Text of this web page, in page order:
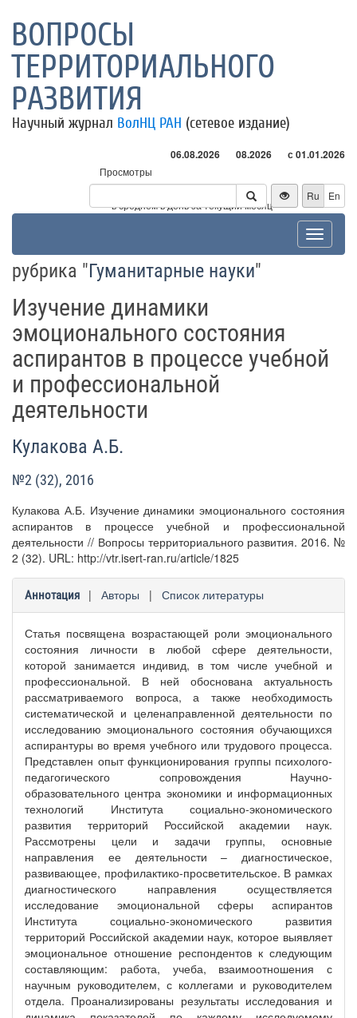
ВОПРОСЫ
ТЕРРИТОРИАЛЬНОГО
РАЗВИТИЯ
Научный журнал ВолНЦ РАН (сетевое издание)
06.08.2026 08.2026 с 01.01.2026
Просмотры
Посетители
* - в среднем в день за текущий месяц
Ru En
Toggle
рубрика "Гуманитарные науки"
Изучение динамики
эмоционального состояния
аспирантов в процессе учебной
и профессиональной
деятельности
Кулакова А.Б.
№2 (32), 2016
Кулакова А.Б. Изучение динамики эмоционального состояния
аспирантов в процессе учебной и профессиональной
деятельности // Вопросы территориального развития. 2016. №
2 (32). URL: http://vtr.isert-ran.ru/article/1825
Аннотация | Авторы | Список литературы
Статья посвящена возрастающей роли эмоционального
состояния личности в любой сфере деятельности,
которой занимается индивид, в том числе учебной и
профессиональной. В ней обоснована актуальность
рассматриваемого вопроса, а также необходимость
систематической и целенаправленной деятельности по
исследованию эмоционального состояния обучающихся
аспирантуры во время учебного или трудового процесса.
Представлен опыт функционирования группы психолого-
педагогического сопровождения Научно-
образовательного центра экономики и информационных
технологий Института социально-экономического
развития территорий Российской академии наук.
Рассмотрены цели и задачи группы, основные
направления ее деятельности – диагностическое,
развивающее, профилактико-просветительское. В рамках
диагностического направления осуществляется
исследование эмоциональной сферы аспирантов
Института социально-экономического развития
территорий Российской академии наук, которое выявляет
эмоциональное отношение респондентов к следующим
составляющим: работа, учеба, взаимоотношения с
научным руководителем, с коллегами и руководителем
отдела. Проанализированы результаты исследования и